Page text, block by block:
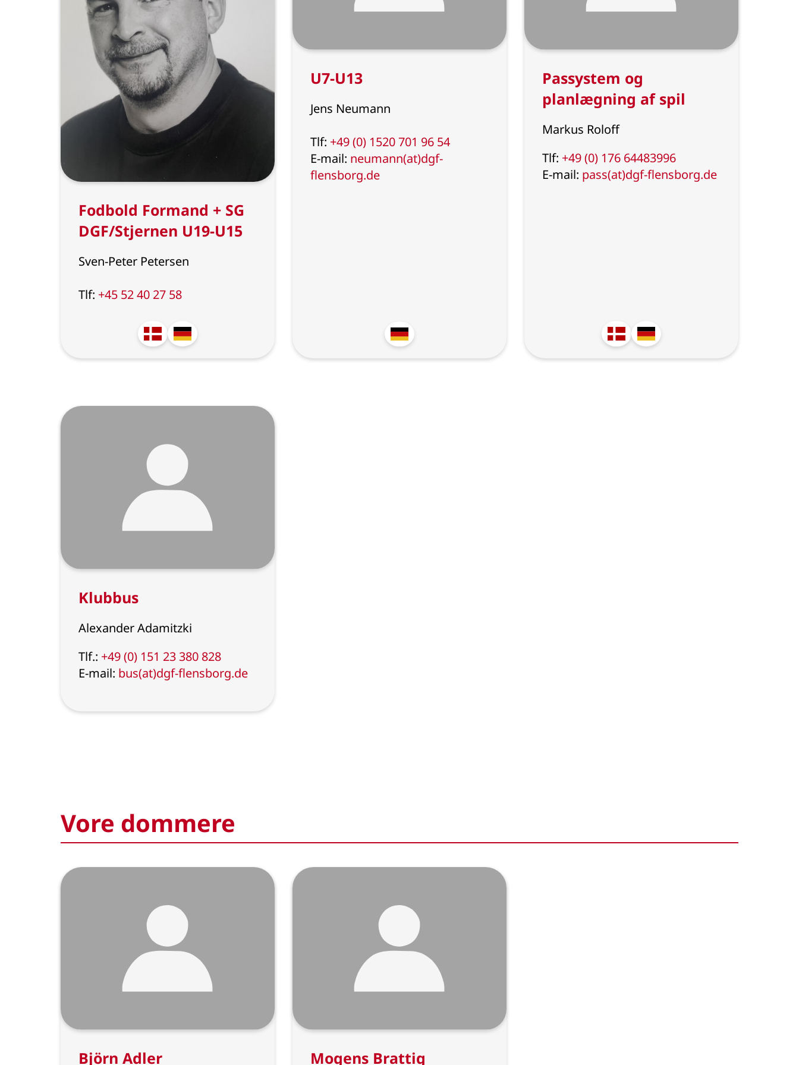
Fodbold Formand + SG
DGF/Stjernen U19-U15
Sven-Peter Petersen
Tlf: +45 52 40 27 58
U7-U13
Jens Neumann
Tlf: +49 (0) 1520 701 96 54
E-mail: neumann(at)dgf-
flensborg.de
Passystem og
planlægning af spil
Markus Roloff
Tlf: +49 (0) 176 64483996
E-mail: pass(at)dgf-flensborg.de
Klubbus
Alexander Adamitzki
Tlf.: +49 (0) 151 23 380 828
E-mail: bus(at)dgf-flensborg.de
Vore dommere
Björn Adler Mogens Brattig